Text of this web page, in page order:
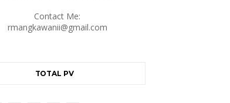
Contact Me:
rmangkawanii@gmail.com
TOTAL PV